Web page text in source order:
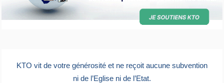
KTO vit de votre générosité et ne reçoit aucune subvention
ni de l’Eglise ni de l’Etat.